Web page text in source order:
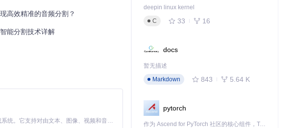
处理哪种类型的音频内容？
高效精准的音频分割？
能分割技术详解
MiniMax H3 是一个通用的全模态生成系统。它支持对由文本、图像、视频和音频组成的多模态上下文进行统一理解，并能生成分辨率高达 2K、时长可达 15 秒的带原生立体声音频的视频。得益于面向任务泛化的系统设计，H3 在预训练阶段就已具备广泛的多模态上下文理解与生成能力，能够出色地执行复杂的多模态指令。
deepin linux kernel
C
33 16
docs
暂无描述
Markdown
843 5.64 K
pytorch
作为 Ascend for PyTorch 社区的核心组件，TorchNPU 是昇腾专为 PyTorch 打造的深度学习适配插件，使 PyTorch 框架能够直接调用昇腾 NPU，为开发者提供昇腾 AI 处理器的超强算力。